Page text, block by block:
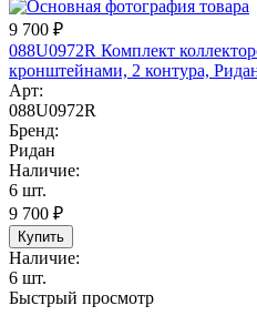
9 700 ₽
088U0972R Комплект
кронштейнами, 2 контура,
Арт:
088U0972R
Бренд:
Ридан
Наличие:
6 шт.
9 700 ₽
Купить
Наличие:
6 шт.
Быстрый просмотр